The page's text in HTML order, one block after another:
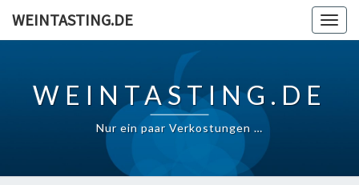
WEINTASTING.DE
WEINTASTING.DE
Nur ein paar Verkostungen …